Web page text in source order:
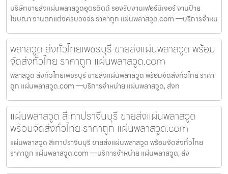
บริษัทขายส่งแผ่นพลาสวูดอุตรดิตถ์ รองรับงานเฟอร์นิเจอร์ งานป้าย
โฆษณา งานตกแต่งครบวงจร ราคาถูก แผ่นพลาสวูด.com —บริการจำหน
พลาสวูด ส่งทั่วไทยเพชรบุรี ขายส่งแผ่นพลาสวูด พร้อม
จัดส่งทั่วไทย ราคาถูก แผ่นพลาสวูด.com
พลาสวูด ส่งทั่วไทยเพชรบุรี ขายส่งแผ่นพลาสวูด พร้อมจัดส่งทั่วไทย ราคา
ถูก แผ่นพลาสวูด.com —บริการจำหน่าย แผ่นพลาสวูด, ส่งท
แผ่นพลาสวูด สีเทาปราจีนบุรี ขายส่งแผ่นพลาสวูด
พร้อมจัดส่งทั่วไทย ราคาถูก แผ่นพลาสวูด.com
แผ่นพลาสวูด สีเทาปราจีนบุรี ขายส่งแผ่นพลาสวูด พร้อมจัดส่งทั่วไทย
ราคาถูก แผ่นพลาสวูด.com —บริการจำหน่าย แผ่นพลาสวูด, ส่ง